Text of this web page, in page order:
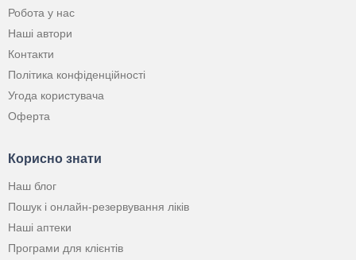
Робота у нас
Наші автори
Контакти
Політика конфіденційності
Угода користувача
Оферта
Корисно знати
Наш блог
Пошук і онлайн-резервування ліків
Наші аптеки
Програми для клієнтів